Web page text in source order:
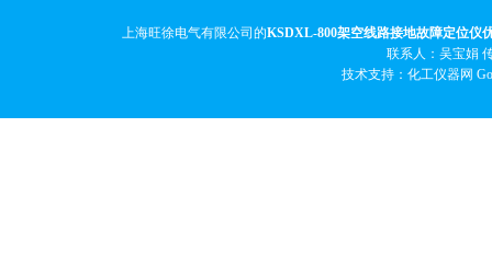
上海旺徐电气有限公司的KSDXL-800架空线路接地故障定位仪
联系人：吴宝娟
技术支持：化工仪器网